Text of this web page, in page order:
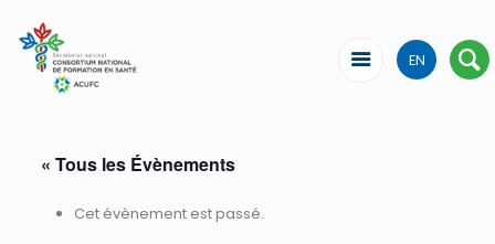
EN
« Tous les Évènements
Cet évènement est passé.